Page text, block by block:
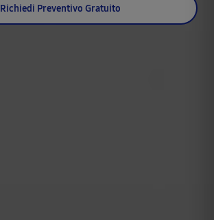
Richiedi Preventivo Gratuito